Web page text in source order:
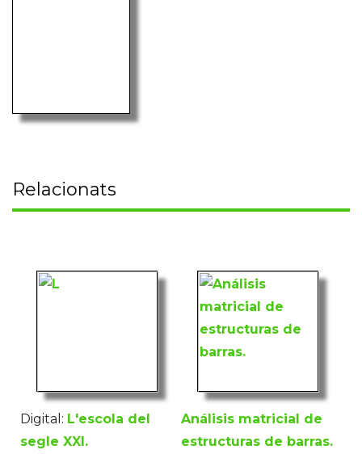
Relacionats
Digital: L'escola del
segle XXI.
Análisis matricial de
estructuras de barras.